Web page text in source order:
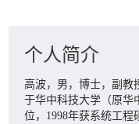
高波,余素霞(学).CAS
任占伟,高波,王建伟.基
究:中国管理科学
个人简介
高波，男，博士，副教
于华中科技大学（原华
位，1998年获系统工程